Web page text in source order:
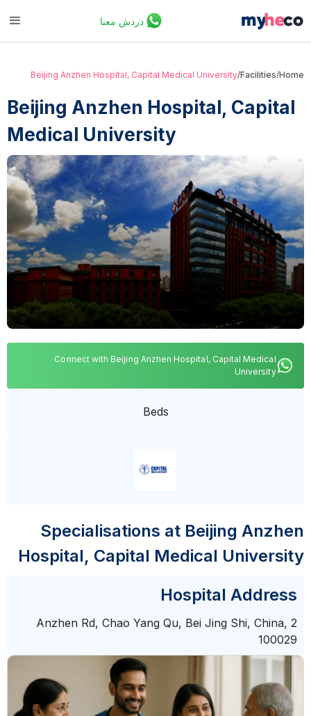
دردش معنا
Home
/
Facilities
/
Beijing Anzhen Hospital, Capital Medical University
Beijing Anzhen Hospital, Capital
Medical University
Connect with Beijing Anzhen Hospital, Capital Medical
University
Beds
Specialisations at Beijing Anzhen
Hospital, Capital Medical University
Hospital Address
2 Anzhen Rd, Chao Yang Qu, Bei Jing Shi, China,
100029